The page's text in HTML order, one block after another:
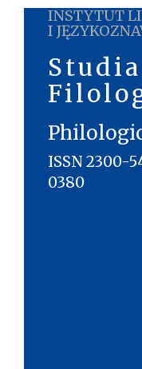
INSTYTUT
I
Studia
ISSN 2300-
0380